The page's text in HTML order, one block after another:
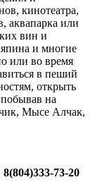
кинотеатра,
аквапарка или
вин и
и многие
или во время
в пеший
открыть
на
Мысе Алчак,
8(804)333-73-20